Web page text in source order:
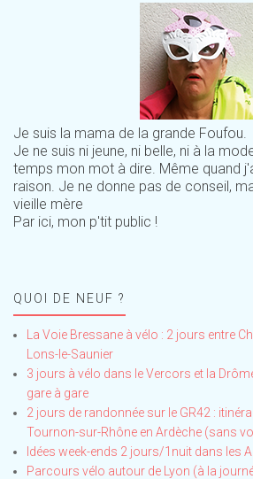
Je suis la mama de la grande Foufou.
Je ne suis ni jeune, ni belle, ni à la
temps mon mot à dire. Même quand
raison. Je ne donne pas de conseil,
vieille mère
Par ici, mon p'tit public !
QUOI DE NEUF ?
La Voie Bressane à vélo : 2 jours entre
Lons-le-Saunier
3 jours à vélo dans le Vercors et la
gare à gare
2 jours de randonnée sur le GR42 :
Tournon-sur-Rhône en Ardèche (sans
Idées week-ends 2 jours/1nuit dans les
Parcours vélo autour de Lyon (à la